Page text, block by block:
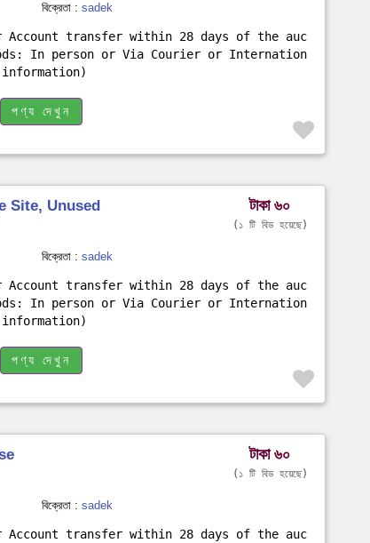
বিক্রেতা : sadek
Account transfer within 28 days of the auc
In person or Via Courier or Internation
পণ্য দেখুন
Site, Unused টাকা ৬০
১ টি বিড হয়েছে
বিক্রেতা : sadek
Account transfer within 28 days of the auc
In person or Via Courier or Internation
পণ্য দেখুন
টাকা ৬০
১ টি বিড হয়েছে
বিক্রেতা : sadek
Account transfer within 28 days of the auc